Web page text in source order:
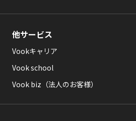
他サービス
Vookキャリア
Vook school
Vook biz（法人のお客様）